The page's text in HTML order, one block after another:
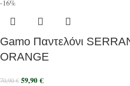
-16%
Gamo Παντελόνι
ORANGE
70,90€ 59,90€